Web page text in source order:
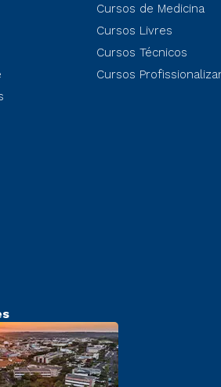
Cursos de Medicina
Cursos Livres
Cursos Técnicos
Cursos